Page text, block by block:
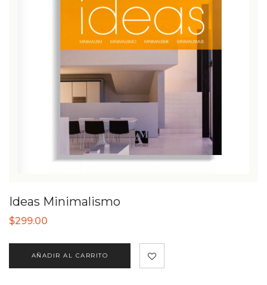
Ideas Minimalismo
$299.00
AÑADIR AL CARRITO